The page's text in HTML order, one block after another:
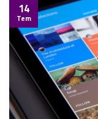
14
Tem